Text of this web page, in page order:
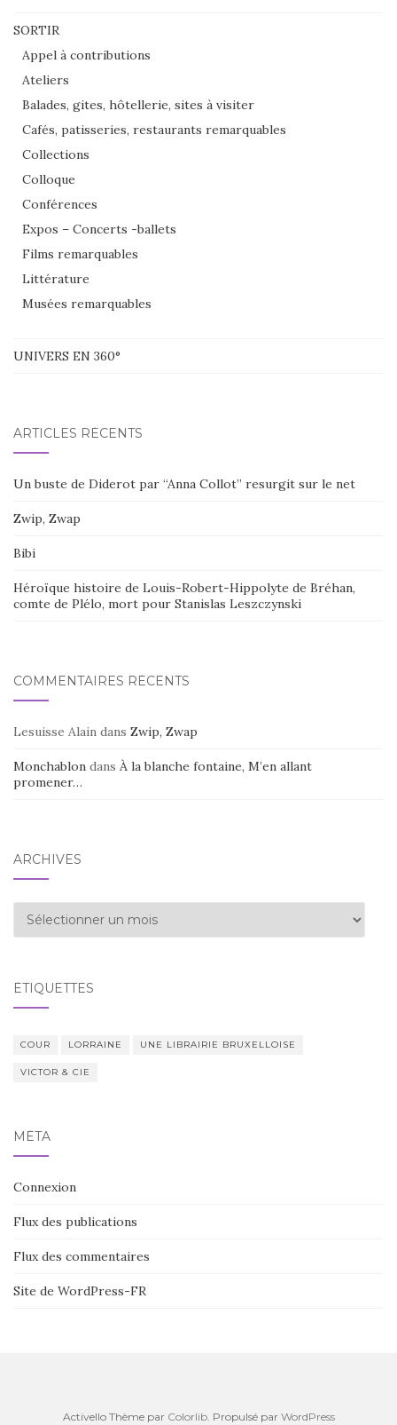
SORTIR
Appel à contributions
Ateliers
Balades, gites, hôtellerie, sites à visiter
Cafés, patisseries, restaurants remarquables
Collections
Colloque
Conférences
Expos – Concerts -ballets
Films remarquables
Littérature
Musées remarquables
UNIVERS EN 360°
ARTICLES RÉCENTS
Un buste de Diderot par “Anna Collot” resurgit sur le net
Zwip, Zwap
Bibi
Héroïque histoire de Louis-Robert-Hippolyte de Bréhan,
comte de Plélo, mort pour Stanislas Leszczynski
COMMENTAIRES RÉCENTS
Lesuisse Alain dans Zwip, Zwap
Monchablon dans À la blanche fontaine, M’en allant
promener…
ARCHIVES
Archives
ÉTIQUETTES
COUR LORRAINE UNE LIBRAIRIE BRUXELLOISE
VICTOR & CIE
MÉTA
Connexion
Flux des publications
Flux des commentaires
Site de WordPress-FR
Activello Thème par Colorlib. Propulsé par WordPress